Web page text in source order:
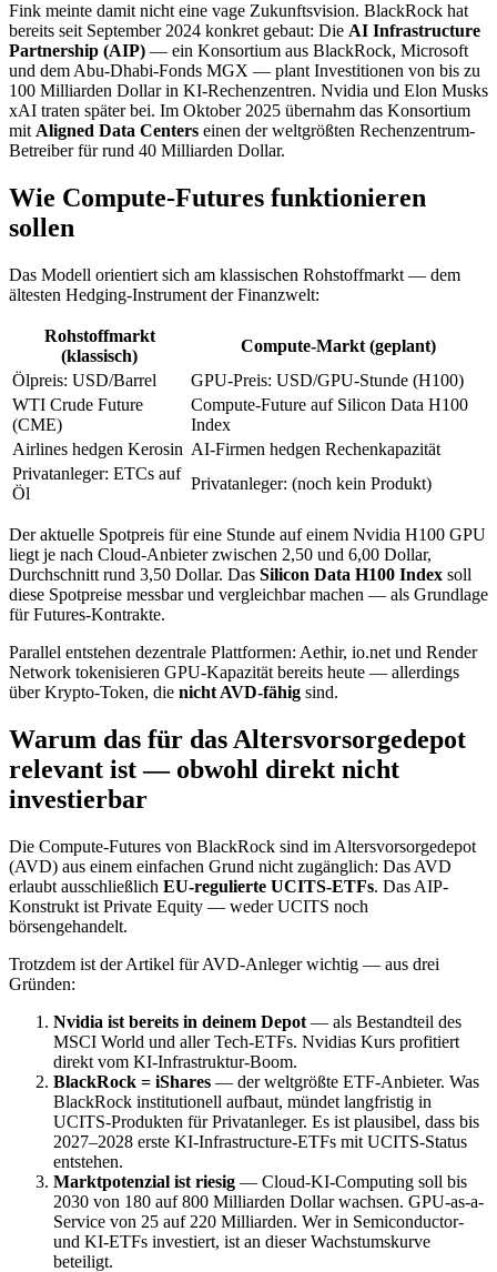
Fink meinte damit nicht eine vage Zukunftsvision. BlackRock hat
bereits seit September 2024 konkret gebaut: Die AI Infrastructure
Partnership (AIP) — ein Konsortium aus BlackRock, Microsoft
und dem Abu-Dhabi-Fonds MGX — plant Investitionen von bis zu
100 Milliarden Dollar in KI-Rechenzentren. Nvidia und Elon Musks
xAI traten später bei. Im Oktober 2025 übernahm das Konsortium
mit Aligned Data Centers einen der weltgrößten Rechenzentrum-
Betreiber für rund 40 Milliarden Dollar.
Wie Compute-Futures funktionieren
sollen
Das Modell orientiert sich am klassischen Rohstoffmarkt — dem
ältesten Hedging-Instrument der Finanzwelt:
Rohstoffmarkt
(klassisch)
Compute-Markt (geplant)
Ölpreis: USD/Barrel
GPU-Preis: USD/GPU-Stunde (H100)
WTI Crude Future
(CME)
Compute-Future auf Silicon Data H100
Index
Airlines hedgen Kerosin AI-Firmen hedgen Rechenkapazität
Privatanleger: ETCs auf
Öl
Privatanleger: (noch kein Produkt)
Der aktuelle Spotpreis für eine Stunde auf einem Nvidia H100 GPU
liegt je nach Cloud-Anbieter zwischen 2,50 und 6,00 Dollar,
Durchschnitt rund 3,50 Dollar. Das Silicon Data H100 Index soll
diese Spotpreise messbar und vergleichbar machen — als Grundlage
für Futures-Kontrakte.
Parallel entstehen dezentrale Plattformen: Aethir, io.net und Render
Network tokenisieren GPU-Kapazität bereits heute — allerdings
über Krypto-Token, die nicht AVD-fähig sind.
Warum das für das Altersvorsorgedepot
relevant ist — obwohl direkt nicht
investierbar
Die Compute-Futures von BlackRock sind im Altersvorsorgedepot
(AVD) aus einem einfachen Grund nicht zugänglich: Das AVD
erlaubt ausschließlich EU-regulierte UCITS-ETFs. Das AIP-
Konstrukt ist Private Equity — weder UCITS noch
börsengehandelt.
Trotzdem ist der Artikel für AVD-Anleger wichtig — aus drei
Gründen:
Nvidia ist bereits in deinem Depot — als Bestandteil des
MSCI World und aller Tech-ETFs. Nvidias Kurs profitiert
direkt vom KI-Infrastruktur-Boom.
BlackRock = iShares — der weltgrößte ETF-Anbieter. Was
BlackRock institutionell aufbaut, mündet langfristig in
UCITS-Produkten für Privatanleger. Es ist plausibel, dass bis
2027–2028 erste KI-Infrastructure-ETFs mit UCITS-Status
entstehen.
Marktpotenzial ist riesig — Cloud-KI-Computing soll bis
2030 von 180 auf 800 Milliarden Dollar wachsen. GPU-as-a-
Service von 25 auf 220 Milliarden. Wer in Semiconductor-
und KI-ETFs investiert, ist an dieser Wachstumskurve
beteiligt.